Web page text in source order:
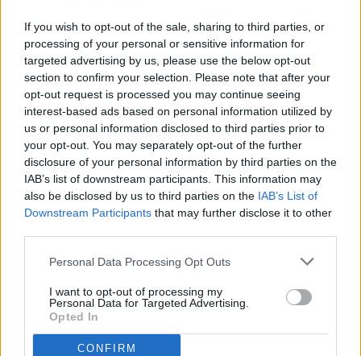
If you wish to opt-out of the sale, sharing to third parties, or
processing of your personal or sensitive information for
targeted advertising by us, please use the below opt-out
section to confirm your selection. Please note that after your
opt-out request is processed you may continue seeing
interest-based ads based on personal information utilized by
us or personal information disclosed to third parties prior to
your opt-out. You may separately opt-out of the further
disclosure of your personal information by third parties on the
IAB’s list of downstream participants. This information may
also be disclosed by us to third parties on the IAB’s List of
Downstream Participants that may further disclose it to other
Personal Data Processing Opt Outs
I want to opt-out of processing my
Personal Data for Targeted Advertising.
Opted In
CONFIRM
Visualizza dettaglio
Centro Storico
Manoppello
Rione Fara, 5
Casa indipendente
di 150 mq ca.
Vendesi a
75.000 €
"Casa indipendente in Manoppello Centro Storico" Vieni a scoprire
questa fantastica soluzione nel cuore del centro storico di
Manoppello. I..
Centro Storico
Via I Maggio, 23
Casa indipendente
di 125 mq ca.
Vendesi a